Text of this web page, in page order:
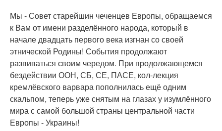
Мы - Совет старейшин чеченцев Европы, обращаемся
к Вам от имени разделённого народа, который в
начале двадцать первого века изгнан со своей
этнической Родины! События продолжают
развиваться своим чередом. При продолжающемся
бездействии ООН, СБ, СЕ, ПАСЕ, кол-лекция
кремлёвского варвара пополнилась ещё одним
скальпом, теперь уже снятым на глазах у изумлённого
мира с самой большой страны центральной части
Европы - Украины!